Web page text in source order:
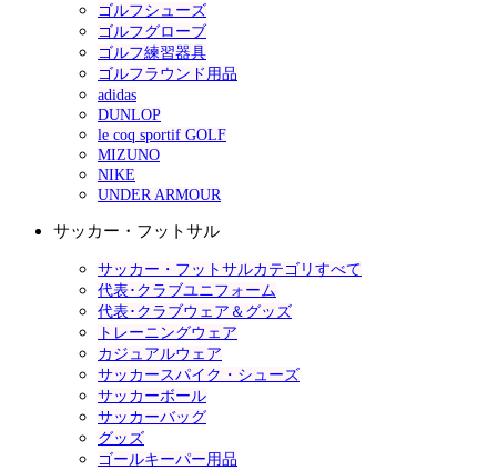
ゴルフシューズ
ゴルフグローブ
ゴルフ練習器具
ゴルフラウンド用品
adidas
DUNLOP
le coq sportif GOLF
MIZUNO
NIKE
UNDER ARMOUR
サッカー・フットサル
サッカー・フットサルカテゴリすべて
代表･クラブユニフォーム
代表･クラブウェア＆グッズ
トレーニングウェア
カジュアルウェア
サッカースパイク・シューズ
サッカーボール
サッカーバッグ
グッズ
ゴールキーパー用品